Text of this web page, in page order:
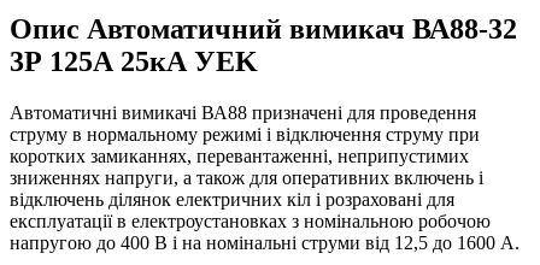
Опис Автоматичний вимикач ВА88-32
3Р 125А 25кА УEK
Автоматичні вимикачі ВА88 призначені для проведення
струму в нормальному режимі і відключення струму при
коротких замиканнях, перевантаженні, неприпустимих
зниженнях напруги, а також для оперативних включень і
відключень ділянок електричних кіл і розраховані для
експлуатації в електроустановках з номінальною робочою
напругою до 400 В і на номінальні струми від 12,5 до 1600 А.